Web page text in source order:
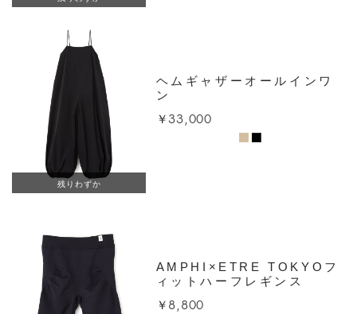
残りわずか
ヘムギャザーオールインワ
ン
￥33,000
AMPHI×ETRE TOKYOフ
ィットハーフレギンス
￥8,800